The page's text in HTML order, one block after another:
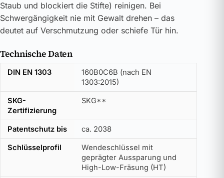
Staub und blockiert die Stifte) reinigen. Bei
Schwergängigkeit nie mit Gewalt drehen – das
deutet auf Verschmutzung oder schiefe Tür hin.
Technische Daten
DIN EN 1303
160B0C6B (nach EN
1303:2015)
SKG-
Zertifizierung
SKG**
Patentschutz bis ca. 2038
Schlüsselprofil
Wendeschlüssel mit
geprägter Aussparung und
High-Low-Fräsung (HT)